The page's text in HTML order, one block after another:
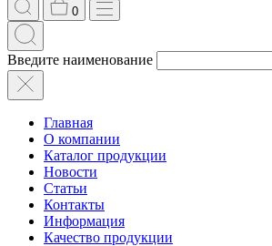
0
Введите наименование
Главная
О компании
Каталог продукции
Новости
Статьи
Контакты
Информация
Качество продукции